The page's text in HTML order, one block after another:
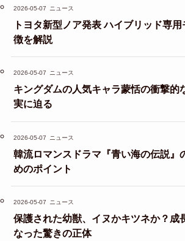
2026-05-07 ニュース
トヨタ新型ノア発表 ハイブリッド専
徴を解説
2026-05-07 ニュース
キングダムの人気キャラ蒙恬の衝撃的
実に迫る
2026-05-07 ニュース
韓流ロマンスドラマ『青い海の伝説』
めのポイント
2026-05-07 ニュース
保護された幼獣、イヌかキツネか？成
なった驚きの正体